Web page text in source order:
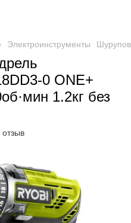
Электроинструменты
0 ONE+
1.2кг без
отзыв